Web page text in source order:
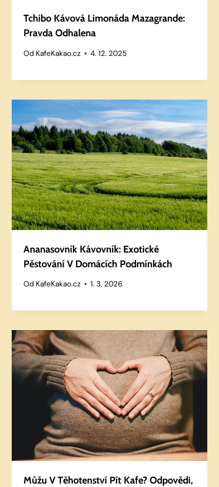
Tchibo Kávová Limonáda Mazagrande:
Pravda Odhalena
Od KafeKakao.cz 4. 12. 2025
Ananasovník Kávovník: Exotické
Pěstování V Domácích Podmínkách
Od KafeKakao.cz 1. 3. 2026
Můžu V Těhotenství Pít Kafe? Odpovědi,